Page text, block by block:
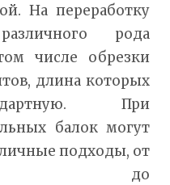
На переработку
рода
числе обрезки
длина которых
При
балок могут
подходы, от
до